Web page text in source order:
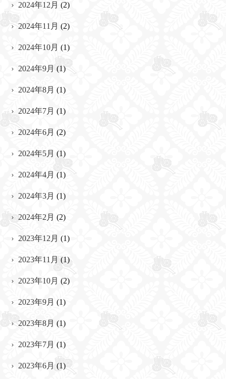
2024年12月 (2)
2024年11月 (2)
2024年10月 (1)
2024年9月 (1)
2024年8月 (1)
2024年7月 (1)
2024年6月 (2)
2024年5月 (1)
2024年4月 (1)
2024年3月 (1)
2024年2月 (2)
2023年12月 (1)
2023年11月 (1)
2023年10月 (2)
2023年9月 (1)
2023年8月 (1)
2023年7月 (1)
2023年6月 (1)